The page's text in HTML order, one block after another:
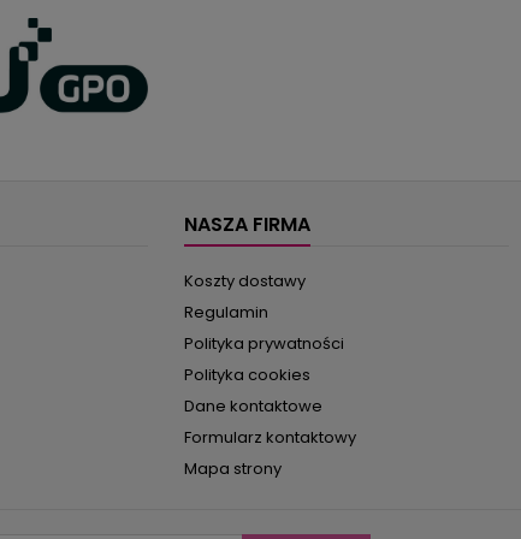
NASZA FIRMA
Koszty dostawy
Regulamin
Polityka prywatności
Polityka cookies
Dane kontaktowe
Formularz kontaktowy
Mapa strony